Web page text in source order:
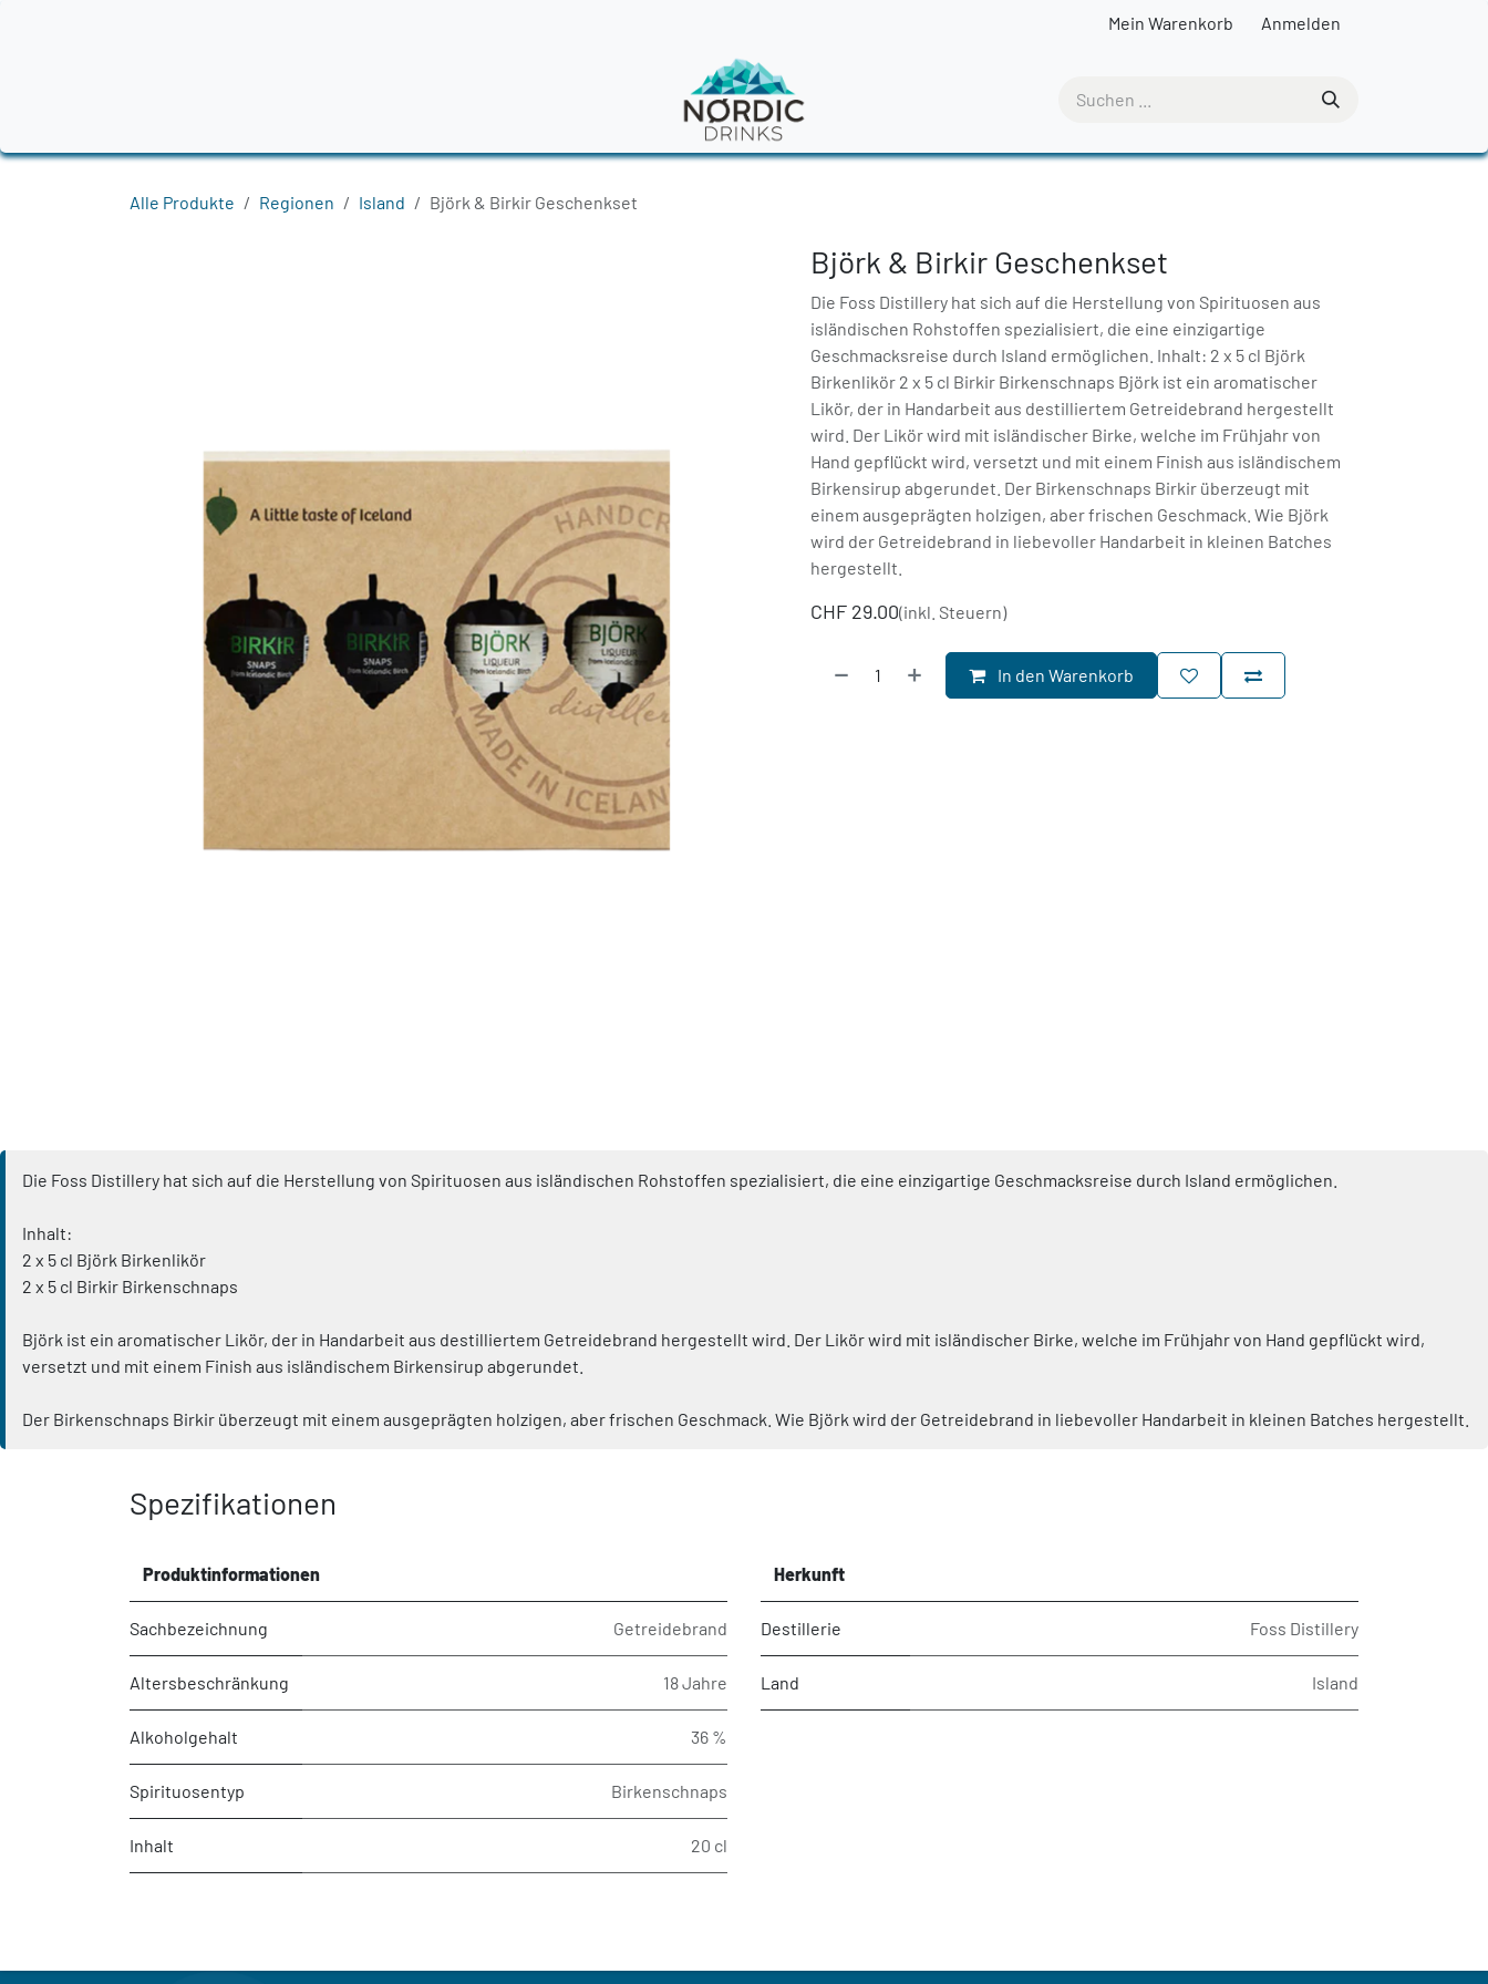
Mein Warenkorb Anmelden
Alle Produkte Regionen Island Björk & Birkir Geschenkset
Björk & Birkir Geschenkset
Die Foss Distillery hat sich auf die Herstellung von Spirituosen aus
isländischen Rohstoffen spezialisiert, die eine einzigartige
Geschmacksreise durch Island ermöglichen. Inhalt: 2 x 5 cl Björk
Birkenlikör 2 x 5 cl Birkir Birkenschnaps Björk ist ein aromatischer
Likör, der in Handarbeit aus destilliertem Getreidebrand hergestellt
wird. Der Likör wird mit isländischer Birke, welche im Frühjahr von
Hand gepflückt wird, versetzt und mit einem Finish aus isländischem
Birkensirup abgerundet. Der Birkenschnaps Birkir überzeugt mit
einem ausgeprägten holzigen, aber frischen Geschmack. Wie Björk
wird der Getreidebrand in liebevoller Handarbeit in kleinen Batches
hergestellt.
CHF 29.00(inkl. Steuern)
In den Warenkorb
Die Foss Distillery hat sich auf die Herstellung von Spirituosen aus isländischen Rohstoffen spezialisiert, die eine einzigartige Geschmacksreise durch Island ermöglichen.
Inhalt:
2 x 5 cl Björk Birkenlikör
2 x 5 cl Birkir Birkenschnaps
Björk ist ein aromatischer Likör, der in Handarbeit aus destilliertem Getreidebrand hergestellt wird. Der Likör wird mit isländischer Birke, welche im Frühjahr von Hand gepflückt wird,
versetzt und mit einem Finish aus isländischem Birkensirup abgerundet.
Der Birkenschnaps Birkir überzeugt mit einem ausgeprägten holzigen, aber frischen Geschmack. Wie Björk wird der Getreidebrand in liebevoller Handarbeit in kleinen Batches hergestellt.
Spezifikationen
Produktinformationen
Sachbezeichnung Getreidebrand
Altersbeschränkung 18 Jahre
Alkoholgehalt 36 %
Spirituosentyp Birkenschnaps
Inhalt 20 cl
Herkunft
Destillerie Foss Distillery
Land Island